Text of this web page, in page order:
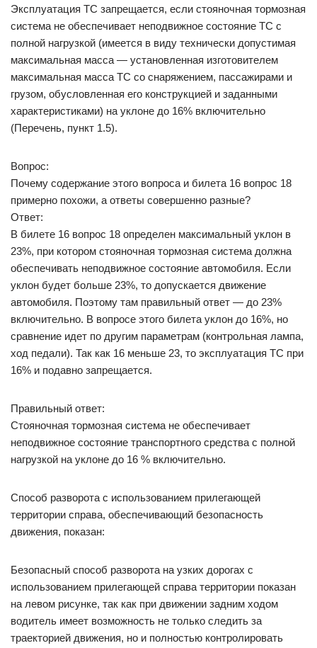
Эксплуатация ТС запрещается, если стояночная тормозная
система не обеспечивает неподвижное состояние ТС с
полной нагрузкой (имеется в виду технически допустимая
максимальная масса — установленная изготовителем
максимальная масса ТС со снаряжением, пассажирами и
грузом, обусловленная его конструкцией и заданными
характеристиками) на уклоне до 16% включительно
(Перечень, пункт 1.5).
Вопрос:
Почему содержание этого вопроса и билета 16 вопрос 18
примерно похожи, а ответы совершенно разные?
Ответ:
В билете 16 вопрос 18 определен максимальный уклон в
23%, при котором стояночная тормозная система должна
обеспечивать неподвижное состояние автомобиля. Если
уклон будет больше 23%, то допускается движение
автомобиля. Поэтому там правильный ответ — до 23%
включительно. В вопросе этого билета уклон до 16%, но
сравнение идет по другим параметрам (контрольная лампа,
ход педали). Так как 16 меньше 23, то эксплуатация ТС при
16% и подавно запрещается.
Правильный ответ:
Стояночная тормозная система не обеспечивает
неподвижное состояние транспортного средства с полной
нагрузкой на уклоне до 16 % включительно.
Способ разворота с использованием прилегающей
территории справа, обеспечивающий безопасность
движения, показан:
Безопасный способ разворота на узких дорогах с
использованием прилегающей справа территории показан
на левом рисунке, так как при движении задним ходом
водитель имеет возможность не только следить за
траекторией движения, но и полностью контролировать